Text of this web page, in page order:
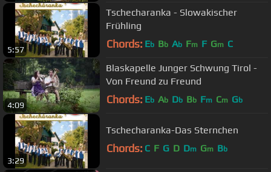
5:57
Tschecharanka - Slowakischer
Frühling
Chords: Eb Bb Ab Fm F Gm C
4:09
Blaskapelle Junger Schwung Tirol -
Von Freund zu Freund
Chords: Eb Ab Db Bb Fm Cm Gb
3:29
Tschecharanka-Das Sternchen
Chords: C F G D Dm Gm Bb